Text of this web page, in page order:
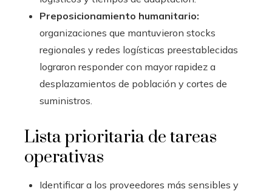
Preposicionamiento humanitario:
organizaciones que mantuvieron stocks
regionales y redes logísticas preestablecidas
lograron responder con mayor rapidez a
desplazamientos de población y cortes de
suministros.
Lista prioritaria de tareas
operativas
Identificar a los proveedores más sensibles y